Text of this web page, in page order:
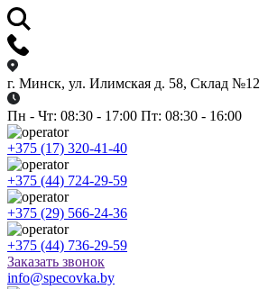
г. Минск, ул. Илимская д. 58, Склад №12
Пн - Чт: 08:30 - 17:00 Пт: 08:30 - 16:00
+375 (17) 320-41-40
+375 (44) 724-29-59
+375 (29) 566-24-36
+375 (44) 736-29-59
Заказать звонок
info@specovka.by